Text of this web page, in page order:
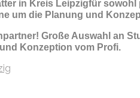
in Kreis Leipzigfür
um die Planung und
Große Auswahl an
Konzeption vom Profi.